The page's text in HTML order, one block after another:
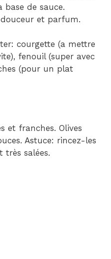
base de sauce.
et parfum.
courgette (a mettre
fenouil (super avec
(pour un plat
et franches. Olives
Astuce: rincez-les
très salées.